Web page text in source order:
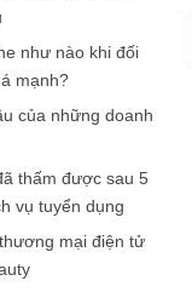
như nào khi đối
mạnh?
của những doanh
thấm được sau 5
vụ tuyển dụng
mại điện tử